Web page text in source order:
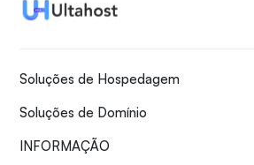
Soluções de Hospedagem
Soluções de Domínio
INFORMAÇÃO